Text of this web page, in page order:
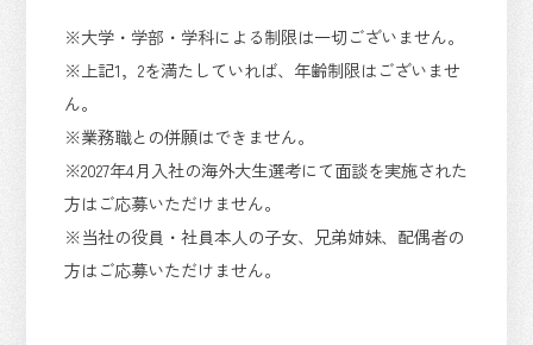
※大学・学部・学科による制限は一切ございません。
※上記1，2を満たしていれば、年齢制限はございませ
ん。
※業務職との併願はできません。
※2027年4月入社の海外大生選考にて面談を実施された
方はご応募いただけません。
※当社の役員・社員本人の子女、兄弟姉妹、配偶者の
方はご応募いただけません。